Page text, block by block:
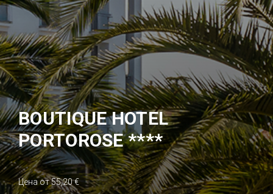
BOUTIQUE HOTEL
PORTOROSE ****
Цена от 55,20 €